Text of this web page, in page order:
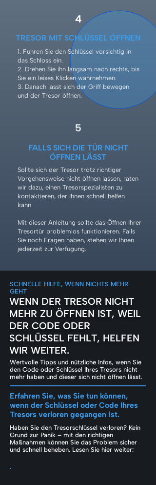
4
TRESOR MIT SCHLÜSSEL ÖFFNEN
1. Führen Sie den Schlüssel vorsichtig in
das Schloss ein.
2. Drehen Sie ihn langsam nach rechts, bis
Sie ein leises Klicken wahrnehmen.
3. Danach lässt sich der Griff bewegen
und der Tresor öffnen.
5
FALLS SICH DIE TÜR NICHT
ÖFFNEN LÄSST
Sollte sich der Tresor trotz richtiger
Vorgehensweise nicht öffnen lassen, raten
wir dazu, einen Tresorspezialisten zu
kontaktieren, der Ihnen schnell helfen
kann.
Mit dieser Anleitung sollte das Öffnen Ihrer
Tresortür problemlos funktionieren. Falls
Sie noch Fragen haben, stehen wir Ihnen
jederzeit zur Verfügung.
SCHNELLE HILFE, WENN NICHTS MEHR
GEHT
WENN DER TRESOR NICHT
MEHR ZU ÖFFNEN IST, WEIL
DER CODE ODER
SCHLÜSSEL FEHLT, HELFEN
WIR WEITER.
Wertvolle Tipps und nützliche Infos, wenn Sie
den Code oder Schlüssel Ihres Tresors nicht
mehr haben und dieser sich nicht öffnen lässt.
Erfahren Sie, was Sie tun können,
wenn der Schlüssel oder Code Ihres
Tresors verloren gegangen ist.
Haben Sie den Tresorschlüssel verloren? Kein
Grund zur Panik – mit den richtigen
Maßnahmen können Sie das Problem sicher
und schnell beheben. Lesen Sie hier weiter: